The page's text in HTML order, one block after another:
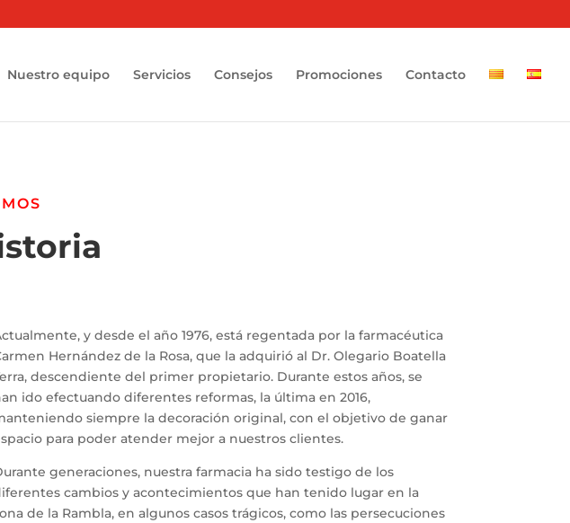
Nuestro equipo Servicios Consejos Promociones Contacto
y desde el año 1976, está regentada por la farmacéutica
Hernández de la Rosa, que la adquirió al Dr. Olegario Boatella
descendiente del primer propietario. Durante estos años, se
ido efectuando diferentes reformas, la última en 2016,
siempre la decoración original, con el objetivo de ganar
para poder atender mejor a nuestros clientes.
generaciones, nuestra farmacia ha sido testigo de los
cambios y acontecimientos que han tenido lugar en la
de la Rambla, en algunos casos trágicos, como las persecuciones